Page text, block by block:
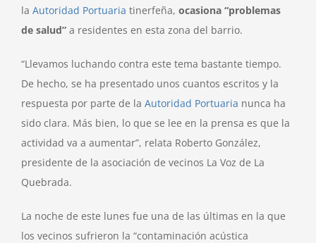
la Autoridad Portuaria tinerfeña, ocasiona “problemas
de salud” a residentes en esta zona del barrio.
“Llevamos luchando contra este tema bastante tiempo.
De hecho, se ha presentado unos cuantos escritos y la
respuesta por parte de la Autoridad Portuaria nunca ha
sido clara. Más bien, lo que se lee en la prensa es que la
actividad va a aumentar”, relata Roberto González,
presidente de la asociación de vecinos La Voz de La
Quebrada.
La noche de este lunes fue una de las últimas en la que
los vecinos sufrieron la “contaminación acústica